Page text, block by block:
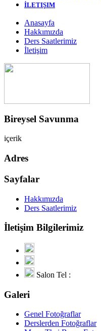
İLETIŞIM
Anasayfa
Hakkımızda
Ders Saatlerimiz
İletişim
Bireysel Savunma
içerik
Adres
Sayfalar
Hakkımızda
Ders Saatlerimiz
İletişim Bilgilerimiz
Salon Tel :
Galeri
Genel Fotoğraflar
Derslerden Fotoğraflar